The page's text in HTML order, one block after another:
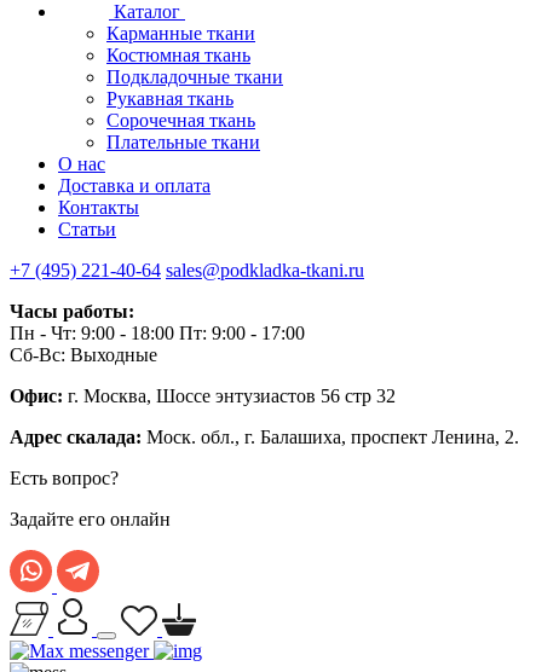
Каталог
Карманные ткани
Костюмная ткань
Подкладочные ткани
Рукавная ткань
Сорочечная ткань
Плательные ткани
О нас
Доставка и оплата
Контакты
Статьи
+7 (495) 221-40-64 sales@podkladka-tkani.ru
Часы работы:
Пн - Чт: 9:00 - 18:00 Пт: 9:00 - 17:00
Сб-Вс: Выходные
Офис: г. Москва, Шоссе энтузиастов 56 стр 32
Адрес скалада: Моск. обл., г. Балашиха, проспект Ленина, 2.
Есть вопрос?
Задайте его онлайн